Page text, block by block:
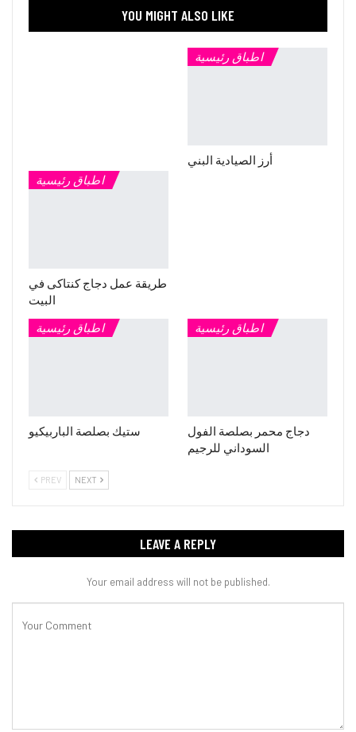
YOU MIGHT ALSO LIKE
اطباق رئيسية
طريقة عمل دجاج كنتاكى في
البيت
اطباق رئيسية
أرز الصيادية البني
اطباق رئيسية
ستيك بصلصة الباربيكيو
اطباق رئيسية
دجاج محمر بصلصة الفول
السوداني للرجيم
PREV NEXT
LEAVE A REPLY
Your email address will not be published.